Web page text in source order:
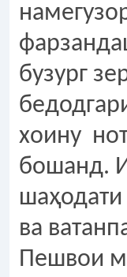
бузург
хоину
бошанд.
ва
Пешвои